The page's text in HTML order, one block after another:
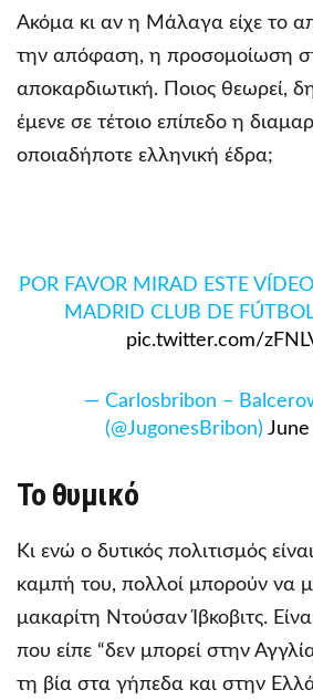
Ακόμα κι αν η Μάλαγα είχε το
την απόφαση, η προσομοίωση
αποκαρδιωτική. Ποιος θεωρεί,
έμενε σε τέτοιο επίπεδο η
οποιαδήποτε ελληνική έδρα;
POR FAVOR MIRAD ESTE
MADRID CLUB DE
pic.twitter.com/
— Carlosbribon –
(@JugonesBribon)
Το θυμικό
Κι ενώ ο δυτικός πολιτισμός
καμπή του, πολλοί μπορούν να
μακαρίτη Ντούσαν Ίβκοβιτς.
που είπε “δεν μπορεί στην
τη βία στα γήπεδα και στην